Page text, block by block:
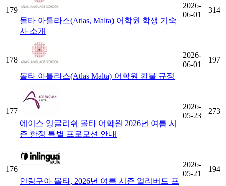
179
몰타 아틀라스(Atlas, Malta) 어학원 학생 기숙
사 소개
2026-
06-01
314
178
몰타 아틀라스(Atlas Malta) 어학원 환불 규정
2026-
06-01
197
177
에이스 잉글리쉬 몰타 어학원 2026년 여름 시
즌 한정 특별 프로모션 안내
2026-
05-23
273
176
인링구아 몰타, 2026년 여름 시즌 얼리버드 프
2026-
05-21
194